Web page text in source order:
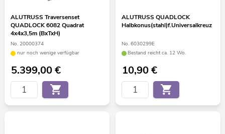
ALUTRUSS Traversenset
QUADLOCK 6082 Quadrat
4x4x3,5m (BxTxH)
No. 20000374
nur noch wenige verfügbar
5.399,00€
ALUTRUSS QUADLOCK
Halbkonus(stahl)f.Universalkreuz
No. 6030299E
Bestand reicht ca. 12 Wo.
10,90€